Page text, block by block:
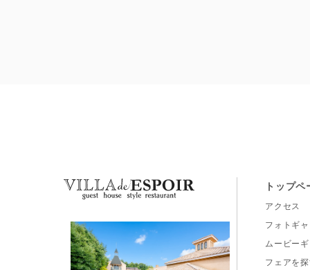
トップペ
アクセス
フォトギ
ムービー
フェアを